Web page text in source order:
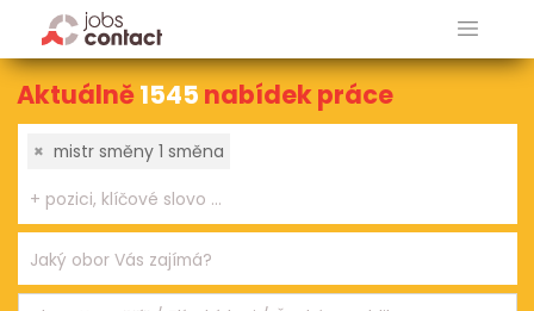
Aktuálně1545 nabídek práce
× mistr směny 1 směna